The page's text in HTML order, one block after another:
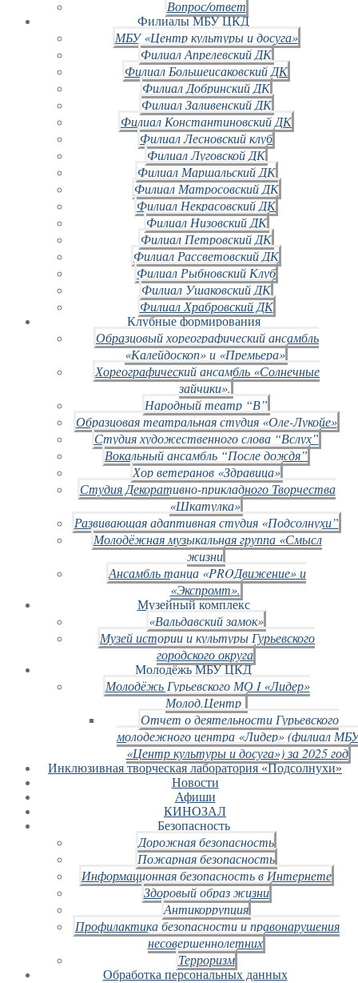
Вопрос/ответ
Филиалы МБУ ЦКД
МБУ «Центр культуры и досуга»
Филиал Апрелевский ДК
Филиал Большеисаковский ДК
Филиал Добринский ДК
Филиал Заливенский ДК
Филиал Константиновский ДК
Филиал Лесновский клуб
Филиал Луговской ДК
Филиал Маршальский ДК
Филиал Матросовский ДК
Филиал Некрасовский ДК
Филиал Низовский ДК
Филиал Петровский ДК
Филиал Рассветовский ДК
Филиал Рыбновский Клуб
Филиал Ушаковский ДК
Филиал Храбровский ДК
Клубные формирования
Образцовый хореографический ансамбль
«Калейдоскоп» и «Премьера»
Хореографический ансамбль «Солнечные
зайчики».
Народный театр “В”
Образцовая театральная студия «Оле-Лукойе»
Студия художественного слова “Вслух”
Вокальный ансамбль “После дождя”
Хор ветеранов «Здравица»
Студия Декоративно-прикладного Творчества
«Шкатулка»
Развивающая адаптивная студия «Подсолнухи”
Молодёжная музыкальная группа «Смысл
жизни
Ансамбль танца «PROДвижение» и
«Экспромт».
Музейный комплекс
«Вальдавский замок»
Музей истории и культуры Гурьевского
городского округа
Молодёжь МБУ ЦКД
Молодёжь Гурьевского МО I «Лидер»
Молод.Центр
Отчет о деятельности Гурьевского
молодежного центра «Лидер» (филиал
«Центр культуры и досуга») за 2025 год
Инклюзивная творческая лаборатория «Подсолнухи»
Новости
Афиши
КИНОЗАЛ
Безопасность
Дорожная безопасность
Пожарная безопасность
Информационная безопасность в Интернете
Здоровый образ жизни
Антикоррупция
Профилактика безопасности и правонарушения
несовершеннолетних
Терроризм
Обработка персональных данных